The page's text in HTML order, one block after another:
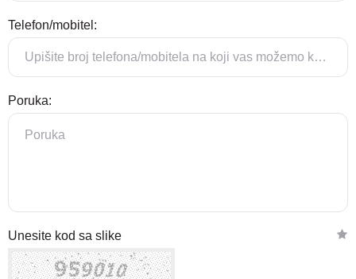
Telefon/mobitel:
Poruka:
Unesite kod sa slikeavenija 102, Resnik